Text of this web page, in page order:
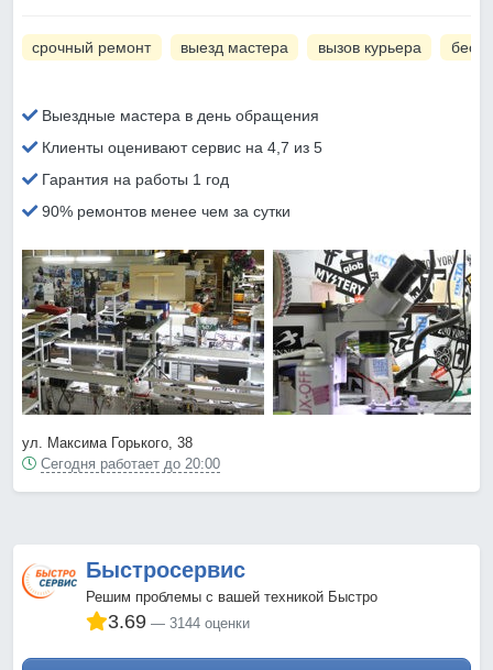
срочный ремонт выезд мастера вызов курьера
Выездные мастера в день обращения
Клиенты оценивают сервис на 4,7 из 5
Гарантия на работы 1 год
90% ремонтов менее чем за сутки
ул. Максима Горького, 38
Сегодня работает до 20:00
Быстросервис
Решим проблемы с вашей техникой Быстро
3.69 3144 оценки